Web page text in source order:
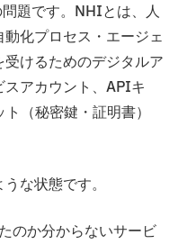
題です。NHIとは、人
化プロセス・エージェ
けるためのデジタルア
アカウント、APIキ
（秘密鍵・証明書）
な状態です。
のか分からないサービ